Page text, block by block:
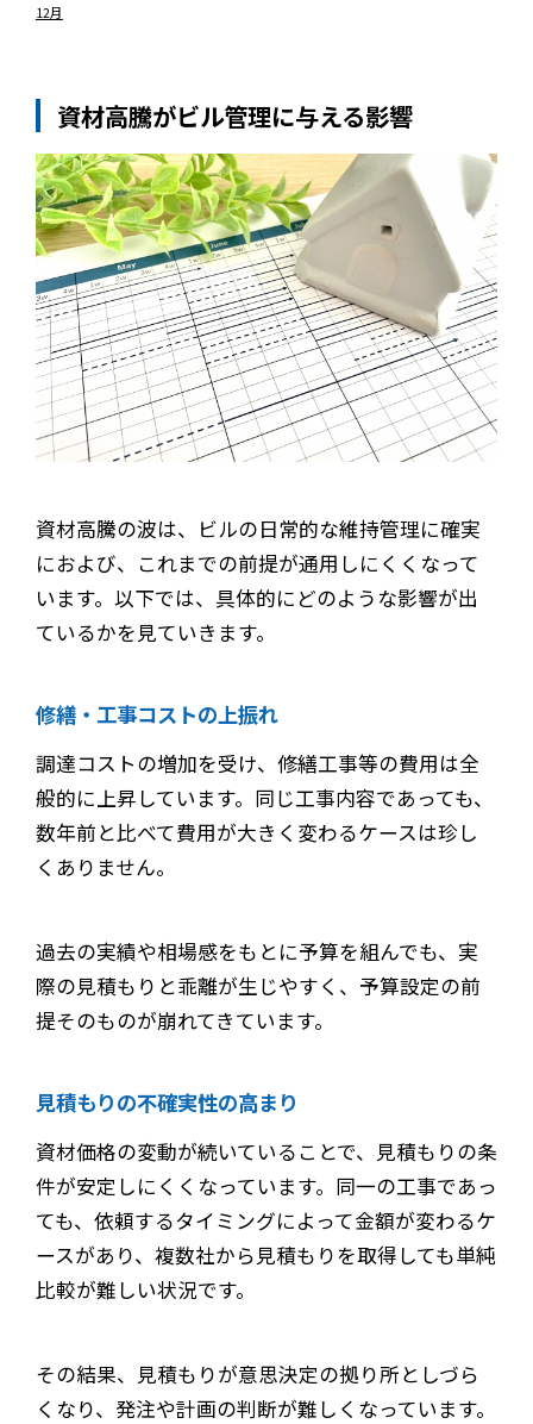
12月
資材高騰がビル管理に与える影響
資材高騰の波は、ビルの日常的な維持管理に確実
におよび、これまでの前提が通用しにくくなって
います。以下では、具体的にどのような影響が出
ているかを見ていきます。
修繕・工事コストの上振れ
調達コストの増加を受け、修繕工事等の費用は全
般的に上昇しています。同じ工事内容であっても、
数年前と比べて費用が大きく変わるケースは珍し
くありません。
過去の実績や相場感をもとに予算を組んでも、実
際の見積もりと乖離が生じやすく、予算設定の前
提そのものが崩れてきています。
見積もりの不確実性の高まり
資材価格の変動が続いていることで、見積もりの条
件が安定しにくくなっています。同一の工事であっ
ても、依頼するタイミングによって金額が変わるケ
ースがあり、複数社から見積もりを取得しても単純
比較が難しい状況です。
その結果、見積もりが意思決定の拠り所としづら
くなり、発注や計画の判断が難しくなっています。